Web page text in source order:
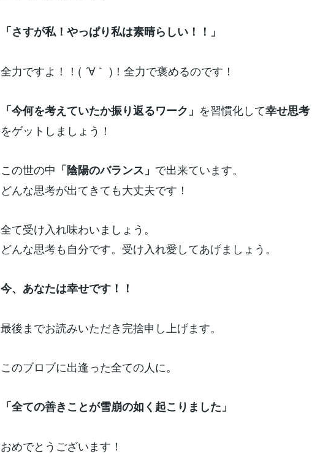
「さすが私！やっぱり私は素晴らしい！！」
全力ですよ！！( ´∀｀ )！全力で褒めるのです！
「今何を考えていたか振り返るワーク」 を習慣化して幸せ思考
をゲットしましょう！
この世の中 「陰陽のバランス」 で出来ています。
どんな思考が出てきても大丈夫です！
全て受け入れ味わいましょう。
どんな思考も自分です。受け入れ愛してあげましょう。
今、あなたは幸せです！！
最後までお読みいただき完捨申し上げます。
このブロブに出逢った全ての人に。
「全ての善きことが雪崩の如く起こりました」
おめでとうございます！